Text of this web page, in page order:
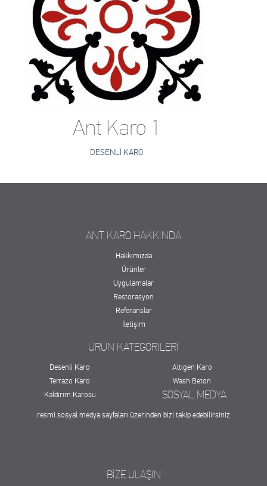
Ant Karo 1
DESENLI KARO
ANT KARO HAKKINDA
Hakkımızda
Ürünler
Uygulamalar
Restorasyon
Referanslar
İletişim
ÜRÜN KATEGORİLERİ
Desenli Karo
Altıgen Karo
Terrazo Karo
Wash Beton
Kaldırım Karosu
SOSYAL MEDYA
resmi sosyal medya sayfaları üzerinden bizi takip edebilirsiniz
BİZE ULAŞIN